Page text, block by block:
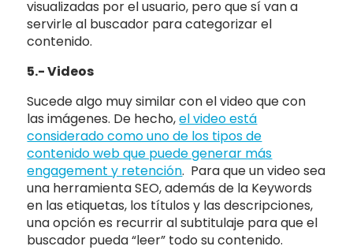
visualizadas por el usuario, pero que sí van a
servirle al buscador para categorizar el
contenido.
5.- Videos
Sucede algo muy similar con el video que con
las imágenes. De hecho,el video está
considerado como uno de los tipos de
contenido web que puede generar más
engagement y retención. Para que un video sea
una herramienta SEO, además de la Keywords
en las etiquetas, los títulos y las descripciones,
una opción es recurrir al subtitulaje para que el
buscador pueda “leer” todo su contenido.